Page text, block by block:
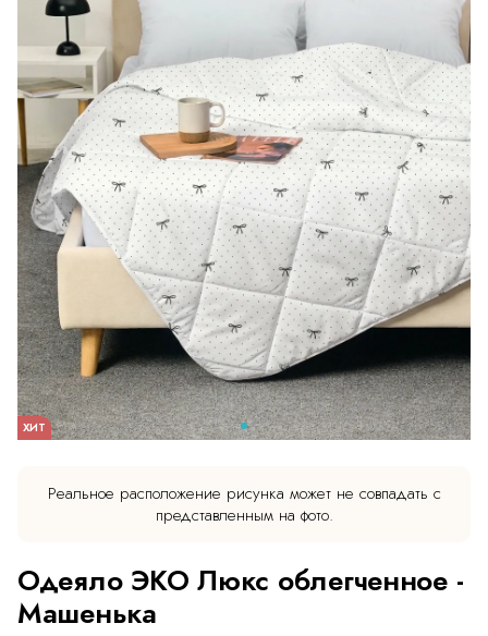
ХИТ
Реальное расположение рисунка может не совпадать с
представленным на фото.
Одеяло ЭКО Люкс облегченное -
Машенька